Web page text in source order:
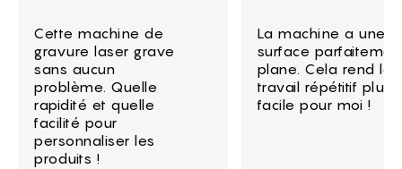
Cette machine de
gravure laser grave
sans aucun
problème. Quelle
rapidité et quelle
facilité pour
personnaliser les
produits !
La machine a une
surface
plane. Cela rend le
travail répétitif plus
facile pour moi !